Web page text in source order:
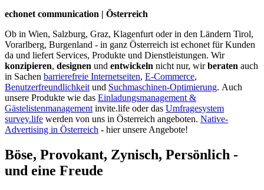
echonet communication | Österreich
Ob in Wien, Salzburg, Graz, Klagenfurt oder in den Ländern Tirol,
Vorarlberg, Burgenland - in ganz Österreich ist echonet für Kunden
da und liefert Services, Produkte und Dienstleistungen. Wir
konzipieren, designen und entwickeln nicht nur, wirberaten auch
in Sachen barrierefreie Internetseiten, E-Commerce,
Benutzerfreundlichkeit und Suchmaschinen-Optimierung. Auch
unsere Produkte wie das Einladungsmanagement &
Gästelistenmanagement invite.life oder das Umfragesystem
survey.life werden von uns in Österreich angeboten. Native-
Advertising in Österreich - hier unsere Angebote!
Böse, Provokant, Zynisch, Persönlich -
und eine Freude